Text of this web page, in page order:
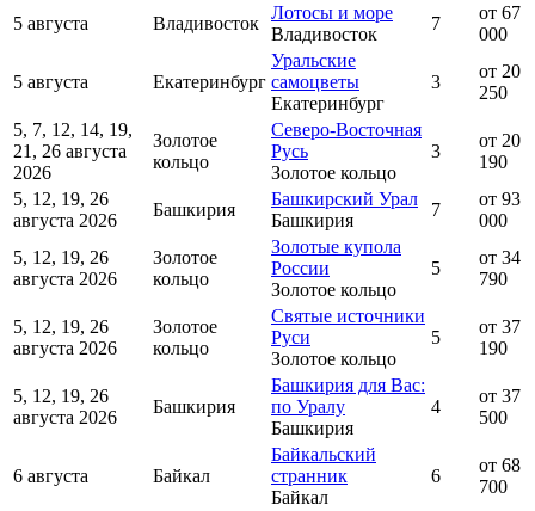
5 августа Владивосток
Лотосы и море
Владивосток
7
от 67
000
5 августа Екатеринбург
Уральские
самоцветы
Екатеринбург
3
от 20
250
5, 7, 12, 14, 19,
21, 26 августа
2026
Золотое
кольцо
Северо-Восточная
Русь
Золотое кольцо
3
от 20
190
5, 12, 19, 26
августа 2026
Башкирия
Башкирский Урал
Башкирия
7
от 93
000
5, 12, 19, 26
августа 2026
Золотое
кольцо
Золотые купола
России
Золотое кольцо
5
от 34
790
5, 12, 19, 26
августа 2026
Золотое
кольцо
Святые источники
Руси
Золотое кольцо
5
от 37
190
5, 12, 19, 26
августа 2026
Башкирия
Башкирия для Вас:
по Уралу
Башкирия
4
от 37
500
6 августа Байкал
Байкальский
странник
Байкал
6
от 68
700